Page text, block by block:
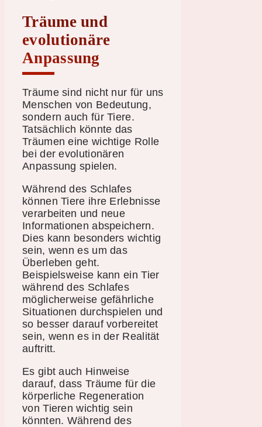
Träume und
evolutionäre
Anpassung
Träume sind nicht nur für uns
Menschen von Bedeutung,
sondern auch für Tiere.
Tatsächlich könnte das
Träumen eine wichtige Rolle
bei der evolutionären
Anpassung spielen.
Während des Schlafes
können Tiere ihre Erlebnisse
verarbeiten und neue
Informationen abspeichern.
Dies kann besonders wichtig
sein, wenn es um das
Überleben geht.
Beispielsweise kann ein Tier
während des Schlafes
möglicherweise gefährliche
Situationen durchspielen und
so besser darauf vorbereitet
sein, wenn es in der Realität
auftritt.
Es gibt auch Hinweise
darauf, dass Träume für die
körperliche Regeneration
von Tieren wichtig sein
könnten. Während des